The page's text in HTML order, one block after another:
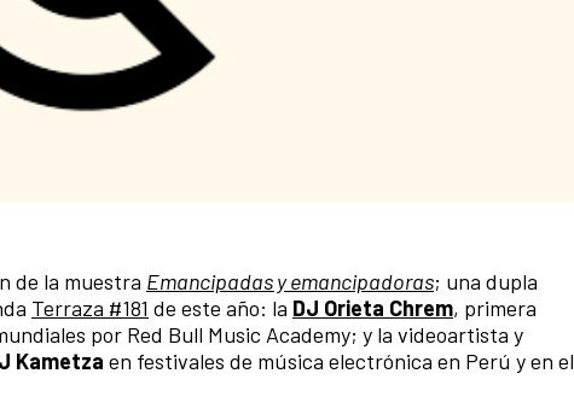
de la muestra Emancipadas y emancipadoras; una dupla
Terraza #181 de este año: la DJ Orieta Chrem, primera
por Red Bull Music Academy; y la videoartista y
Kametza en festivales de música electrónica en Perú y en el